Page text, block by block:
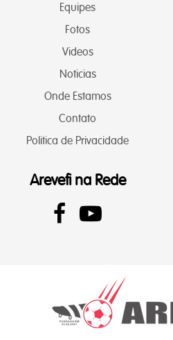
Equipes
Fotos
Videos
Noticias
Onde Estamos
Contato
Politica de Privacidade
Arevefi na Rede